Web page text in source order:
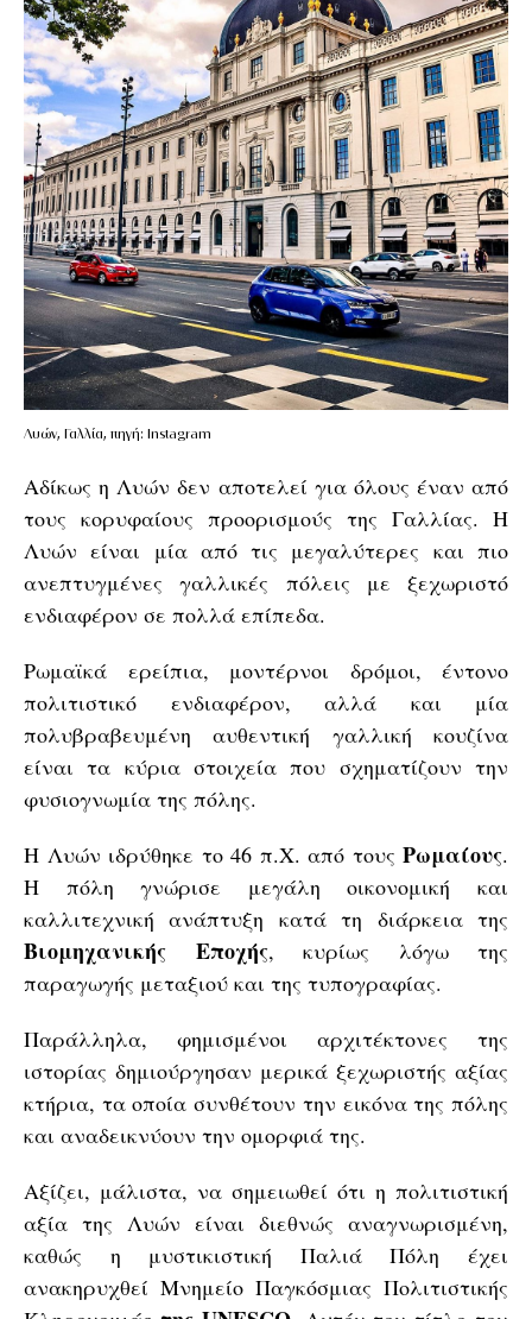
Λυών, Γαλλία, πηγή: Instagram
Αδίκως η Λυών δεν αποτελεί για όλους έναν από
τους κορυφαίους προορισμούς της Γαλλίας. Η
Λυών είναι μία από τις μεγαλύτερες και πιο
ανεπτυγμένες γαλλικές πόλεις με ξεχωριστό
ενδιαφέρον σε πολλά επίπεδα.
Ρωμαϊκά ερείπια, μοντέρνοι δρόμοι, έντονο
πολιτιστικό ενδιαφέρον, αλλά και μία
πολυβραβευμένη αυθεντική γαλλική κουζίνα
είναι τα κύρια στοιχεία που σχηματίζουν την
φυσιογνωμία της πόλης.
Η Λυών ιδρύθηκε το 46 π.Χ. από τους Ρωμαίους.
Η πόλη γνώρισε μεγάλη οικονομική και
καλλιτεχνική ανάπτυξη κατά τη διάρκεια της
Βιομηχανικής Εποχής, κυρίως λόγω της
παραγωγής μεταξιού και της τυπογραφίας.
Παράλληλα, φημισμένοι αρχιτέκτονες της
ιστορίας δημιούργησαν μερικά ξεχωριστής αξίας
κτήρια, τα οποία συνθέτουν την εικόνα της πόλης
και αναδεικνύουν την ομορφιά της.
Αξίζει, μάλιστα, να σημειωθεί ότι η πολιτιστική
αξία της Λυών είναι διεθνώς αναγνωρισμένη,
καθώς η μυστικιστική Παλιά Πόλη έχει
ανακηρυχθεί Μνημείο Παγκόσμιας Πολιτιστικής